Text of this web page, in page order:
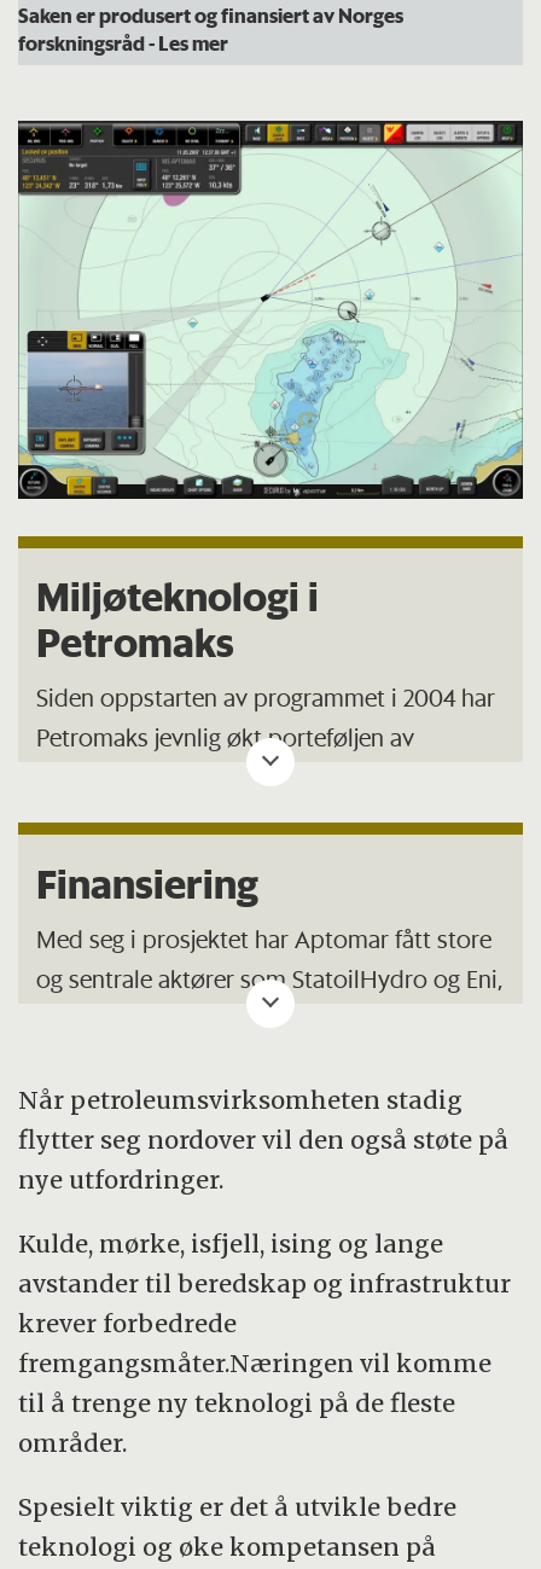
Saken er produsert og finansiert av Norges
forskningsråd- Les mer
Miljøteknologi i
Petromaks
Siden oppstarten av programmet i 2004 har
Petromaks jevnlig økt porteføljen av
prosjekter innenfor området miljøteknologi.
Miljøteknologi favner prosjekter som
fokuserer på ny teknologi og kompetanse
innenfor beredskap og oljevern, risikostyring
og reduksjon av utslipp til både sjø og luft
under normal drift.
innen miljøteknologi til en total verdi av 50
millioner kroner. Dette utløser omkring det
tilsvarende fra næringslivet.
Finansiering
Med seg i prosjektet har Aptomar fått store
og sentrale aktører som StatoilHydro og Eni,
begge aktører som allerede er på plass i
I tillegg er Norsk Oljevernforening For
Operatørselskap (NOFO) og Simon Møkster
Shipping med på prosjektet.
Industrisponsorene bidrar med 4 millioner
kroner gjennom prosjektets levetid, mens
Petromaks bidrar med 3,5 millioner.
Når petroleumsvirksomheten stadig
flytter seg nordover vil den også støte på
nye utfordringer.
Kulde, mørke, isfjell, ising og lange
avstander til beredskap og infrastruktur
krever forbedrede
fremgangsmåter.Næringen vil komme
til å trenge ny teknologi på de fleste
områder.
Spesielt viktig er det å utvikle bedre
teknologi og øke kompetansen på